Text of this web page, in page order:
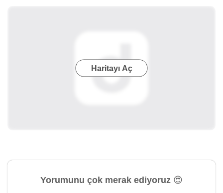
Haritayı Aç
Yorumunu çok merak ediyoruz 😍